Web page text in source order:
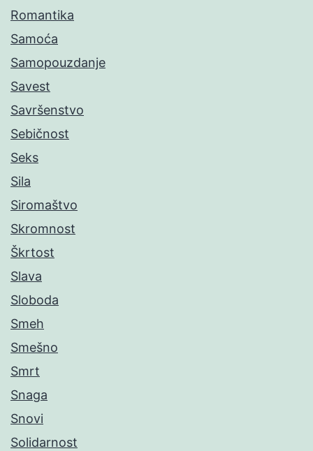
Romantika
Samoća
Samopouzdanje
Savest
Savršenstvo
Sebičnost
Seks
Sila
Siromaštvo
Skromnost
Škrtost
Slava
Sloboda
Smeh
Smešno
Smrt
Snaga
Snovi
Solidarnost